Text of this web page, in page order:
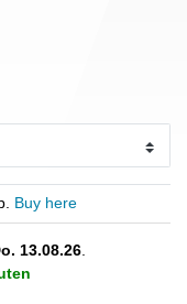
Buy here
13.08.26.